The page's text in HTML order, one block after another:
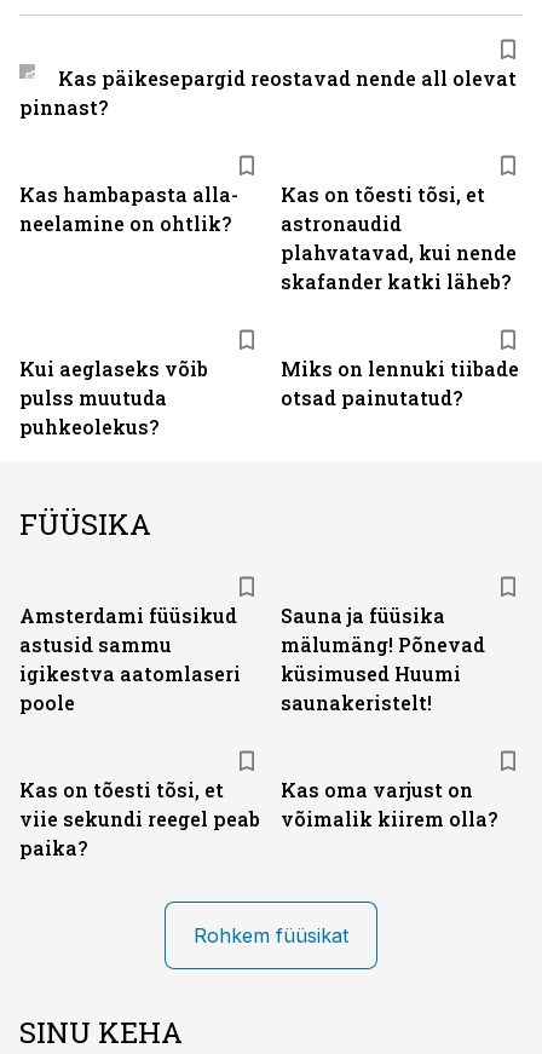
Kas hambapasta alla­
neelamine on ohtlik?
Kas on tõesti tõsi, et
astronaudid
plahvatavad, kui nende
skafander katki läheb?
Kui aeglaseks võib
pulss muutuda
puhkeolekus?
Miks on lennuki tiibade
otsad painutatud?
Kas päikesepargid reostavad nende all olevat
pinnast?
FÜÜSIKA
Amsterdami füüsikud
astusid sammu
igikestva aatomlaseri
poole
Sauna ja füüsika
mälumäng! Põnevad
küsimused Huumi
saunakeristelt!
Kas on tõesti tõsi, et
viie sekundi reegel peab
paika?
Kas oma varjust on
võimalik kiirem olla?
Rohkem füüsikat
SINU KEHA